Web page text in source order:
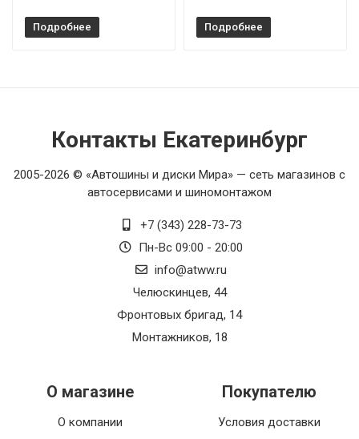
Подробнее Подробнее
Контакты Екатеринбург
2005-2026 © «Автошины и диски Мира» — сеть магазинов с
автосервисами и шиномонтажом
+7 (343) 228-73-73
Пн-Вс 09:00 - 20:00
info@atww.ru
Челюскинцев, 44
Фронтовых бригад, 14
Монтажников, 18
О магазине
О компании
Покупателю
Условия доставки